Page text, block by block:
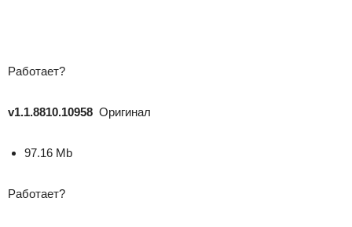
Работает?
v1.1.8810.10958 Оригинал
97.16 Mb
Работает?